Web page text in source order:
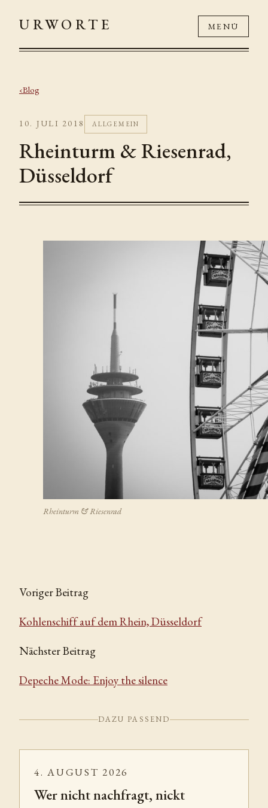
URWORTE MENÜ
Blog
10. JULI 2018 ALLGEMEIN
Rheinturm & Riesenrad,
Düsseldorf
Rheinturm & Riesenrad
Voriger Beitrag
Kohlenschiff auf dem Rhein, Düsseldorf
Nächster Beitrag
Depeche Mode: Enjoy the silence
DAZU PASSEND
4. AUGUST 2026
Wer nicht nachfragt, nickt